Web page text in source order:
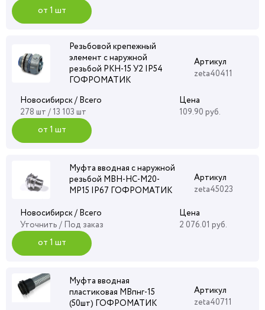
от 1 шт
Резьбовой крепежный
элемент с наружной
резьбой РКН-15 У2 IP54
ГОФРОМАТИК
Артикул
zeta40411
Новосибирск / Всего
278 шт / 13 103 шт
Цена
109.90 руб.
от 1 шт
Муфта вводная с наружной
резьбой МВН-НС-М20-
МР15 IP67 ГОФРОМАТИК
Артикул
zeta45023
Новосибирск / Всего
Уточнить / Под заказ
Цена
2 076.01 руб.
от 1 шт
Муфта вводная
пластиковая МВпнг-15
(50шт) ГОФРОМАТИК
Артикул
zeta40711